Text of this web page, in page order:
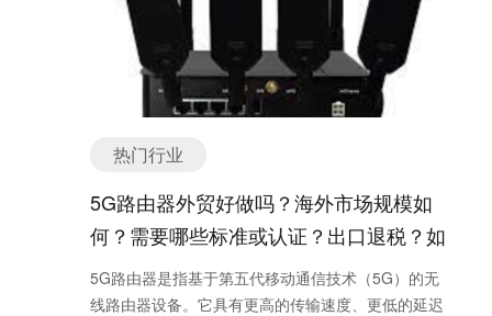
料机械的技术水平不断提升。例如，挤出机的自动化
程度越来越高，注塑机的精度和效率不断提高，吹塑
机的成型品质不断提升。这些技术创新为塑料机械行
业的发展提供了强大的动力。 再次，塑料机械行业在
绿色环保方面取得了积极进展。塑料机械的生产过程
减少了对环境的影响。同时，塑料机械行业也在研发
和推广可降解塑料制品，以减少对环境的影响。 最
后，塑料机械行业在国际市场的竞争中不断壮大。中
国是全球最大的塑料机械生产和消费国家，国内企业
在技术创新、产品质量和售后服务等方面不断提升，
逐渐在国际市场上占据一席之地。同时，国际知名塑
热门行业
5G路由器外贸好做吗？海外市场规模如
何？需要哪些标准或认证？出口退税？如
何找分销商或客户？
5G路由器是指基于第五代移动通信技术（5G）的无
线路由器设备。它具有更高的传输速度、更低的延迟